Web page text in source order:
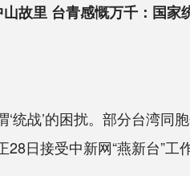
故里 台青感慨万千：国家
战’的困扰。部分台湾同
日接受中新网“燕新台”工